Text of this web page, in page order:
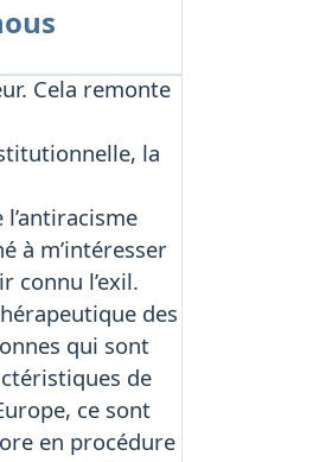
Cela remonte
la
à m’intéresser
connu l’exil.
des
qui sont
de
ce sont
en procédure